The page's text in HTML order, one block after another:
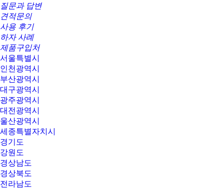
질문과 답변
견적문의
사용 후기
하자 사례
제품구입처
서울특별시
인천광역시
부산광역시
대구광역시
광주광역시
대전광역시
울산광역시
세종특별자치시
경기도
강원도
경상남도
경상북도
전라남도